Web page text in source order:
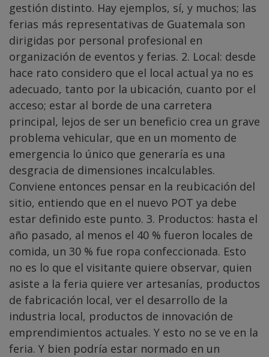
gestión distinto. Hay ejemplos, sí, y muchos; las
ferias más representativas de Guatemala son
dirigidas por personal profesional en
organización de eventos y ferias. 2. Local: desde
hace rato considero que el local actual ya no es
adecuado, tanto por la ubicación, cuanto por el
acceso; estar al borde de una carretera
principal, lejos de ser un beneficio crea un grave
problema vehicular, que en un momento de
emergencia lo único que generaría es una
desgracia de dimensiones incalculables.
Conviene entonces pensar en la reubicación del
sitio, entiendo que en el nuevo POT ya debe
estar definido este punto. 3. Productos: hasta el
año pasado, al menos el 40 % fueron locales de
comida, un 30 % fue ropa confeccionada. Esto
no es lo que el visitante quiere observar, quien
asiste a la feria quiere ver artesanías, productos
de fabricación local, ver el desarrollo de la
industria local, productos de innovación de
emprendimientos actuales. Y esto no se ve en la
feria. Y bien podría estar normado en un